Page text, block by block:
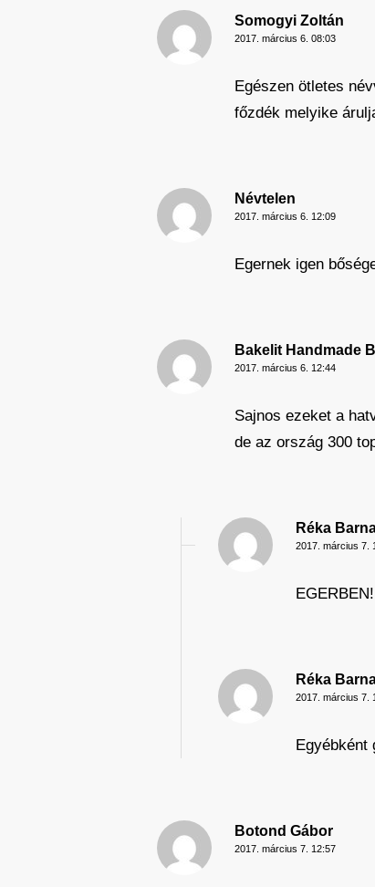
Somogyi Zoltán
2017. március 6. 08:03
Egészen ötletes
főzdék melyike
Névtelen
2017. március 6. 12:09
Egernek igen
Bakelit Handmade
2017. március 6. 12:44
Sajnos ezeket a
de az ország 300
Réka
2017. március 7.
EGERBEN!
Réka
2017. március 7.
Botond Gábor
2017. március 7. 12:57